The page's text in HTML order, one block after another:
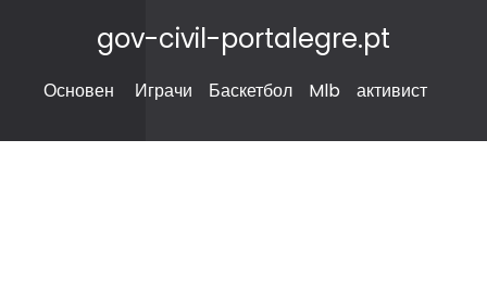
gov-civil-portalegre.pt
Основен Играчи Баскетбол Mlb активист